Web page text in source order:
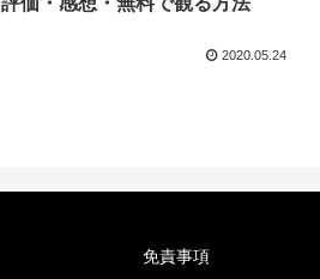
2020.05.24
免責事項